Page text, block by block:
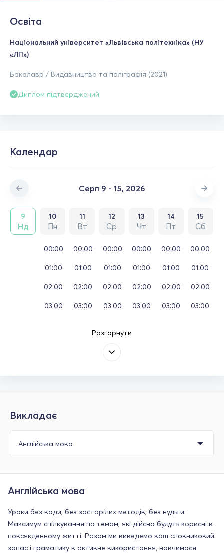
Освіта
Національний університет «Львівська політехніка» (НУ
«ЛП»)
Бакалавр / Видавництво та поліграфія (2021)
Диплом підтверджений
Календар
Серп 9 - 15, 2026
9
Нд
10
Пн
11
Вт
12
Ср
13
Чт
14
Пт
15
Сб
00:00
01:00
02:00
03:00
00:00
01:00
02:00
03:00
00:00
01:00
02:00
03:00
00:00
01:00
02:00
03:00
00:00
01:00
02:00
03:00
00:00
01:00
02:00
03:00
Розгорнути
Викладає
Англійська мова
Уроки без води, без застарілих методів, без нудьги.
Максимум спілкування по темам, які дійсно будуть корисні в
повсякденному житті. Разом ми виведемо ваш словниковий
запас і граматику в активне використання, навчимося